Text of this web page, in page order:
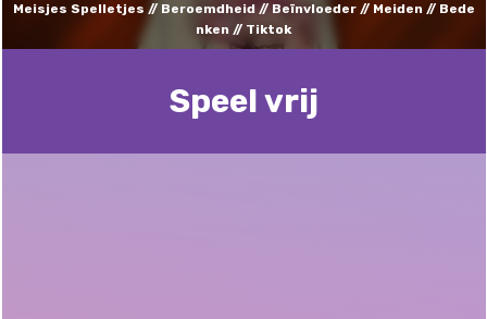
Meisjes Spelletjes Beroemdheid Beïnvloeder Meiden
Bede
nken
Tiktok
Speel vrij